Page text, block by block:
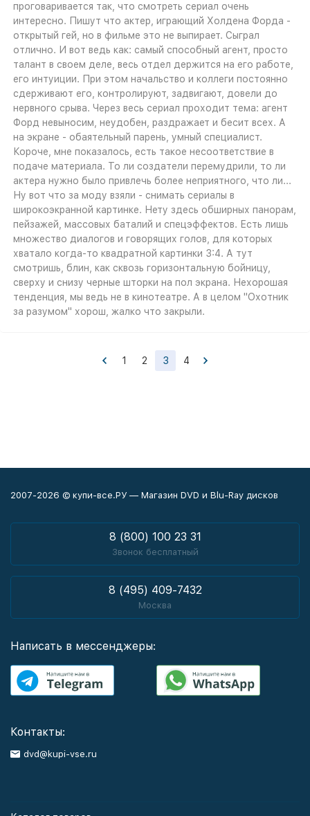
проговаривается так, что смотреть сериал очень
интересно. Пишут что актер, играющий Холдена Форда -
открытый гей, но в фильме это не выпирает. Сыграл
отлично. И вот ведь как: самый способный агент, просто
талант в своем деле, весь отдел держится на его работе,
его интуиции. При этом начальство и коллеги постоянно
сдерживают его, контролируют, задвигают, довели до
нервного срыва. Через весь сериал проходит тема: агент
Форд невыносим, неудобен, раздражает и бесит всех. А
на экране - обаятельный парень, умный специалист.
Короче, мне показалось, есть такое несоответствие в
подаче материала. То ли создатели перемудрили, то ли
актера нужно было привлечь более неприятного, что ли...
Ну вот что за моду взяли - снимать сериалы в
широкоэкранной картинке. Нету здесь обширных панорам,
пейзажей, массовых баталий и спецэффектов. Есть лишь
множество диалогов и говорящих голов, для которых
хватало когда-то квадратной картинки 3:4. А тут
смотришь, блин, как сквозь горизонтальную бойницу,
сверху и снизу черные шторки на пол экрана. Нехорошая
тенденция, мы ведь не в кинотеатре. А в целом "Охотник
за разумом" хорош, жалко что закрыли.
1 2 3 4
2007-2026 © купи-все.РУ — Магазин DVD и Blu-Ray дисков
8 (800) 100 23 31
Звонок бесплатный
8 (495) 409-7432
Москва
Написать в мессенджеры:
Контакты:
dvd@kupi-vse.ru